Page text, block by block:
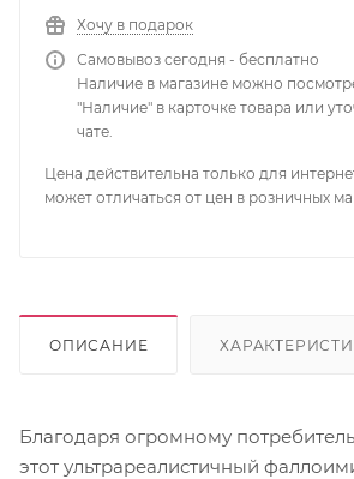
Хочу в подарок
Самовывоз сегодня - бесплатно
Наличие в магазине можно
"Наличие" в карточке товара или
чате.
Цена действительна только для
может отличаться от цен в розничных
ОПИСАНИЕ
Благодаря огромному
этот ультрареалистичный